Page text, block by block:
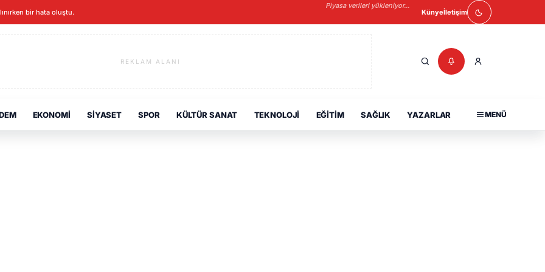
bir hata oluştu.
Piyasa verileri yükleniyor...
Künyeİletişim
REKLAM ALANI
EKONOMI SIYASET SPOR KÜLTÜR SANAT TEKNOLOJI EĞITIM SAĞLIK YAZARLAR MENÜ